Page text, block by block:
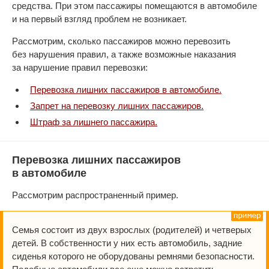
средства. При этом пассажиры помещаются в автомобиле
и на первый взгляд проблем не возникает.
Рассмотрим, сколько пассажиров можно перевозить
без нарушения правил, а также возможные наказания
за нарушение правил перевозки:
Перевозка лишних пассажиров в автомобиле.
Запрет на перевозку лишних пассажиров.
Штраф за лишнего пассажира.
Перевозка лишних пассажиров
в автомобиле
Рассмотрим распространенный пример.
Семья состоит из двух взрослых (родителей) и четверых
детей. В собственности у них есть автомобиль, задние
сиденья которого не оборудованы ремнями безопасности.